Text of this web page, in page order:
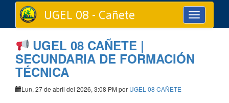
Toggle
navigation
UGEL 08 - Cañete
UGEL 08 CAÑETE |
SECUNDARIA DE FORMACIÓN
TÉCNICA
Lun, 27 de abril del 2026, 3:08 PM por UGEL 08 CAÑETE